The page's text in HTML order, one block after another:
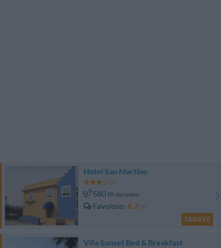
Hotel San Martino
580 m dal centro
Favoloso 8.7/10
TARIFFE
Villa Sunset Bed & Breakfast